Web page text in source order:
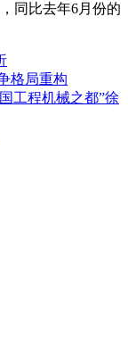
同比去年6月份的
格局重构
工程机械之都”徐